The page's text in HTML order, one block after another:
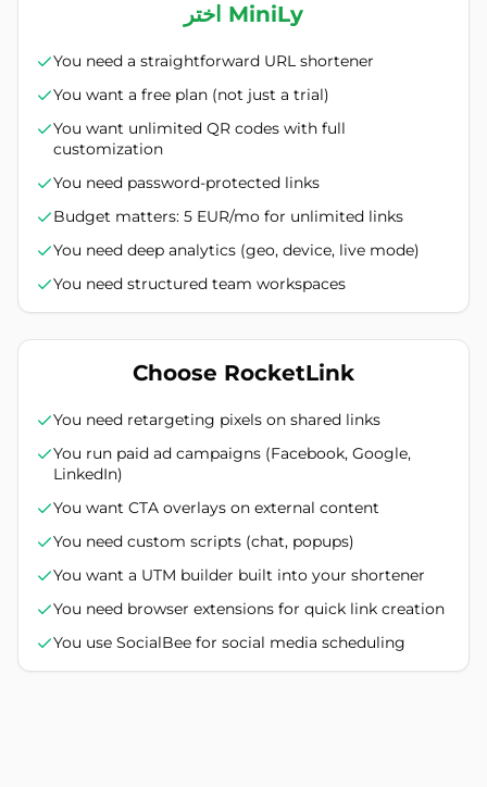
اختر MiniLy
You need a straightforward URL shortener
You want a free plan (not just a trial)
You want unlimited QR codes with full
customization
You need password-protected links
Budget matters: 5 EUR/mo for unlimited links
You need deep analytics (geo, device, live mode)
You need structured team workspaces
Choose RocketLink
You need retargeting pixels on shared links
You run paid ad campaigns (Facebook, Google,
LinkedIn)
You want CTA overlays on external content
You need custom scripts (chat, popups)
You want a UTM builder built into your shortener
You need browser extensions for quick link creation
You use SocialBee for social media scheduling